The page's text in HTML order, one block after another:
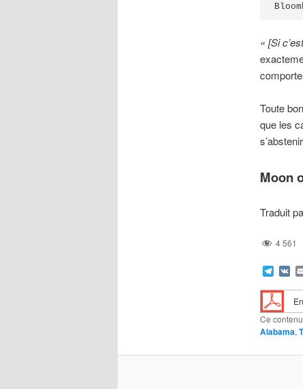
« [Si
Toute
que les
Moon
Traduit
4 561
Ce
Alabama,